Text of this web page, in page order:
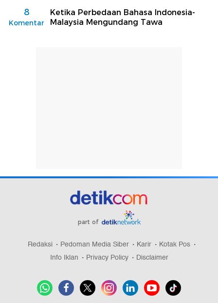
8
Komentar
Ketika Perbedaan Bahasa Indonesia-
Malaysia Mengundang Tawa
part of
Redaksi Pedoman Media Siber Karir
Kotak Pos
Info Iklan
Privacy Policy Disclaimer